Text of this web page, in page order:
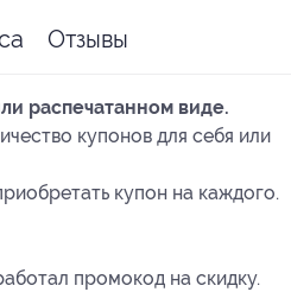
Отзывы
распечатанном виде.
купонов для себя или
купон на каждого.
промокод на скидку.